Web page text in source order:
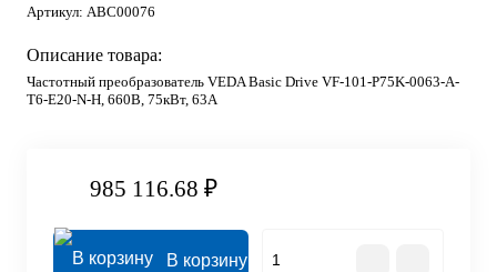
Артикул: ABC00076
Описание товара:
Частотный преобразователь VEDA Basic Drive VF-101-P75K-0063-A-
T6-E20-N-H, 660В, 75кВт, 63А
985 116.68 ₽
В корзину